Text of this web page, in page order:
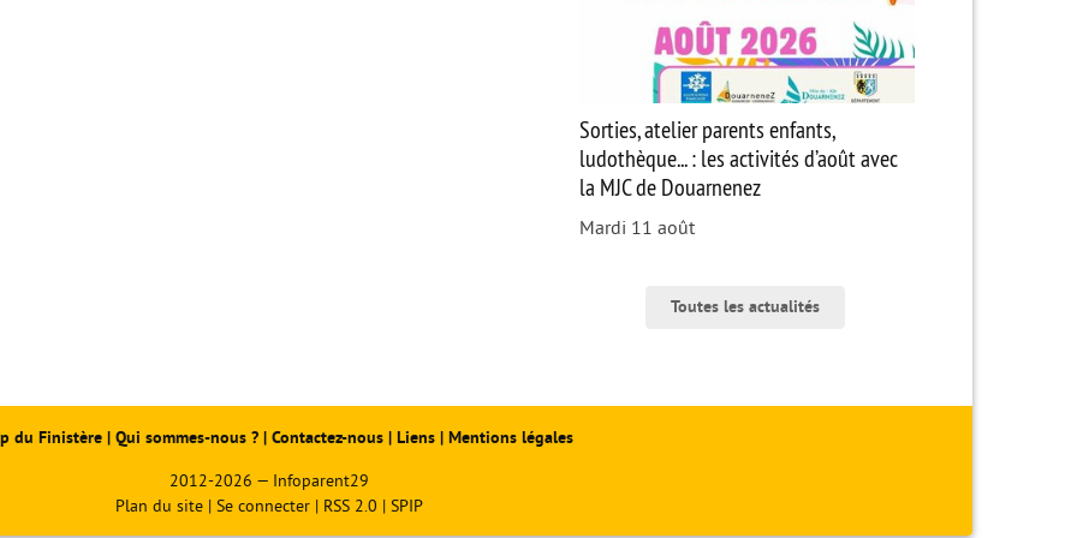
Sorties, atelier parents enfants,
ludothèque... : les activités d’août avec
la MJC de Douarnenez
Mardi 11 août
Toutes les actualités
du Finistère| Qui sommes-nous ? | Contactez-nous| Liens| Mentions légales
2012-2026 — Infoparent29
Plan du site | Se connecter | RSS 2.0 | SPIP